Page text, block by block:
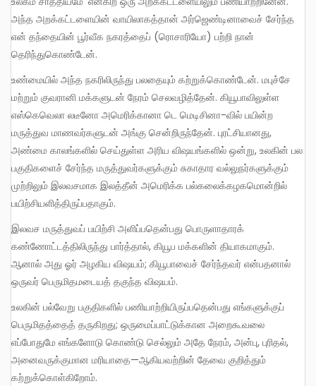
அந்த அறக்கட்டளையின் வாயிலாகத்தான் அர்ஜெண்டினாவைச் சேர்ந்த
என் தந்தையின் பூர்வீக நகரத்தைப் (ரொசாரியோ) பற்றி நான்
தெரிந்துகொண்டேன்.
உண்மையில் அந்த நகரிலிருந்து பலதையும் கற்றுக்கொண்டேன். மபுச்சே
மற்றும் குவரானி மக்களுடன் நேரம் செலவழித்தேன். கியூபாவிலுள்ள
எஸ்கெவெலா லடீனோ அமெரிக்கானா டெ மெடிசினா-வில் பயின்ற
மருத்துவ மாணவர்களுடன் அங்கு சென்றிருந்தேன். புரட்சியானது,
அண்மை காலங்களில் செய்துள்ள அரிய விஷயங்களில் ஒன்று, உலகின் பல
பகுதிகளைச் சேர்ந்த மருத்துவர்களுக்கும் சுகாதார வல்லுநர்களுக்கும்
முற்றிலும் இலவசமாக இலத்தீன் அமெரிக்க பல்கலைக்கழகமொன்றில்
பயிற்சியளித்திருப்பதாகும்.
இலவச மருத்துவப் பயிற்சி அளிப்பதென்பது பொருளாதாரக்
கண்ணோட்டத்திலிருந்து பார்த்தால், கியூப மக்களின் தியாகமாகும்.
ஆனால் அது ஓர் அழகிய விஷயம்; கியூபாவைச் சேர்ந்தவர் என்பதனால்
ஒருவர் பெருமிதமடையத் தகுந்த விஷயம்.
உலகின் பல்வேறு பகுதிகளில் பணியாற்றியிருப்பதென்பது எங்களுக்குப்
பெருமிதத்தைத் தருகிறது; ஒருமைப்பாட்டுக்கான அறைகூவலை
எப்போதுமே எங்களோடு கொண்டு செல்லும் அதே நேரம், அன்பு, புரிதல்,
அனைவருக்குமான மரியாதை—ஆகியவற்றின் தேவை குறித்தும்
கற்றுக்கொள்கிறோம்.